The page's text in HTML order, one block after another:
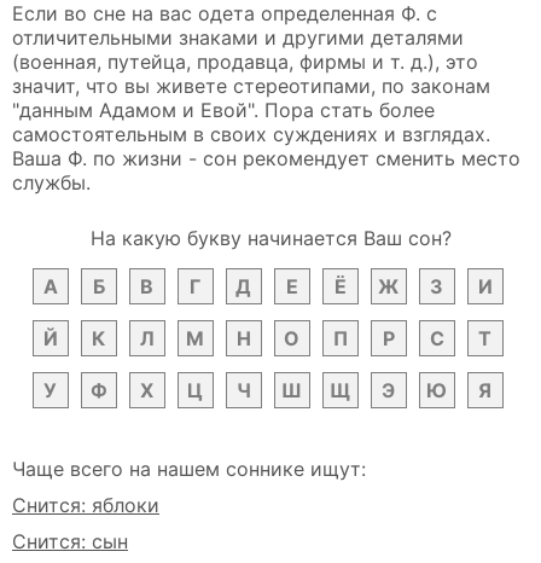
Если во сне на вас одета определенная Ф. с
отличительными знаками и другими деталями
(военная, путейца, продавца, фирмы и т. д.), это
значит, что вы живете стереотипами, по законам
"данным Адамом и Евой". Пора стать более
самостоятельным в своих суждениях и взглядах.
Ваша Ф. по жизни - сон рекомендует сменить место
службы.
На какую букву начинается Ваш сон?
А
Б В Г Д Е Ё Ж З И
Й К Л М Н О П Р С Т
У Ф Х Ц Ч Ш Щ Э Ю Я
Чаще всего на нашем соннике ищут:
Снится: яблоки
Снится: сын